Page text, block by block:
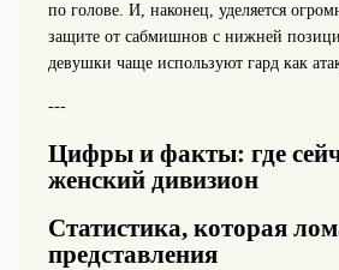
по голове. И, наконец, уделяется
защите от сабмишнов с нижней
девушки чаще используют гард как
---
Цифры и факты: где
женский дивизион
Статистика, которая
представления